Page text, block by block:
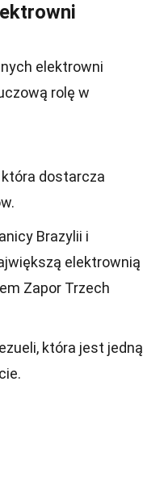
elektrowni
rolę w
która dostarcza
Brazylii i
elektrownią
Zapor Trzech
która jest jedną